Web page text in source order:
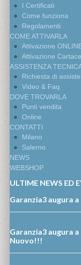
I Certificati
Come funziona
Regolamenti
COME ATTIVARLA
Attivazione
Attivazione
ASSISTENZA
Richiesta di
Video & Faq
DOVE TROVARLA
Punti vendita
Online
CONTATTI
Milano
Salerno
NEWS
WEBSHOP
ULTIME NEWS ED
Garanzia3 augura
Garanzia3 augura
Nuovo!!!